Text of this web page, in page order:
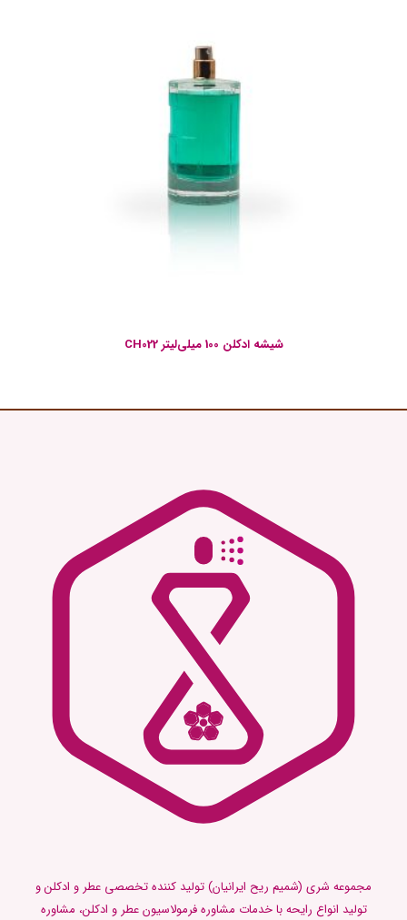
شیشه ادکلن 100 میلی‌لیتر CH022
مجموعه شری (شمیم ریح ایرانیان) تولید کننده تخصصی عطر و ادکلن و
تولید انواع رایحه با خدمات مشاوره فرمولاسیون عطر و ادکلن، مشاوره